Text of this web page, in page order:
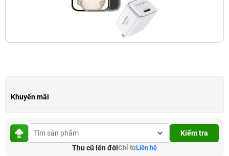
Khuyến mãi
Kiểm tra
Thu cũ lên đờiChỉ từLiên hệ